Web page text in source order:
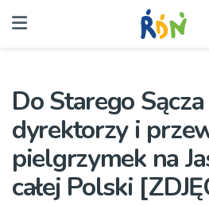
Do Starego
dyrektorzy i
pielgrzymek na
całej Polski